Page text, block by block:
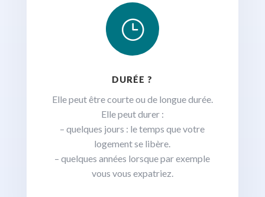
}
DURÉE ?
Elle peut être courte ou de longue durée.
Elle peut durer :
– quelques jours : le temps que votre
logement se libère.
– quelques années lorsque par exemple
vous vous expatriez.